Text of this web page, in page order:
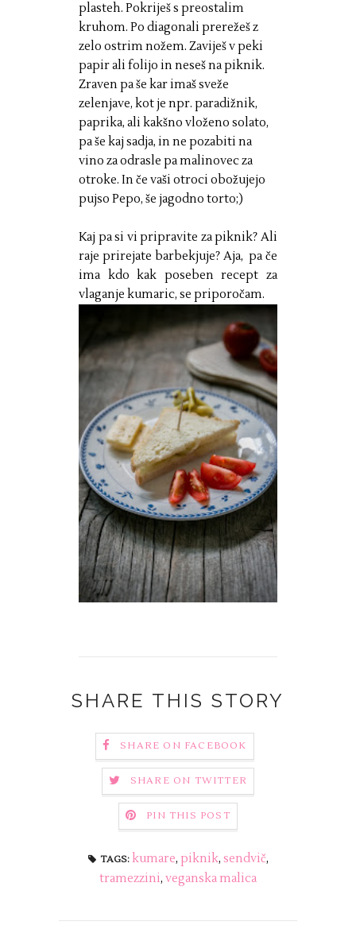
plasteh. Pokriješ s preostalim
kruhom. Po diagonali prerežeš z
zelo ostrim nožem. Zaviješ v peki
papir ali folijo in neseš na piknik.
Zraven pa še kar imaš sveže
zelenjave, kot je npr. paradižnik,
paprika, ali kakšno vloženo solato,
pa še kaj sadja, in ne pozabiti na
vino za odrasle pa malinovec za
otroke. In če vaši otroci obožujejo
pujso Pepo, še jagodno torto;)
Kaj pa si vi pripravite za piknik? Ali
raje prirejate barbekjuje? Aja, pa če
ima kdo kak poseben recept za
vlaganje kumaric, se priporočam.
SHARE THIS STORY
SHARE ON FACEBOOK
SHARE ON TWITTER
PIN THIS POST
TAGS: kumare, piknik, sendvič,
tramezzini, veganska malica